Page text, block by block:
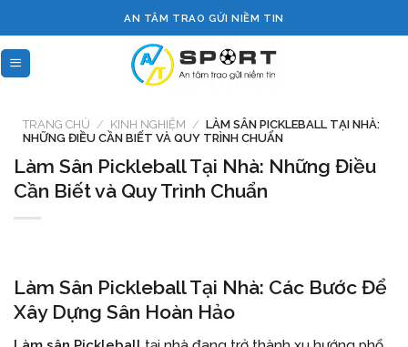
to
content
AN TÂM TRAO GỬI NIỀM TIN
TRANG CHỦ / KINH NGHIỆM / LÀM SÂN PICKLEBALL TẠI NHÀ:
NHỮNG ĐIỀU CẦN BIẾT VÀ QUY TRÌNH CHUẨN
Làm Sân Pickleball Tại Nhà: Những Điều
Cần Biết và Quy Trình Chuẩn
Làm Sân Pickleball Tại Nhà: Các Bước Để
Xây Dựng Sân Hoàn Hảo